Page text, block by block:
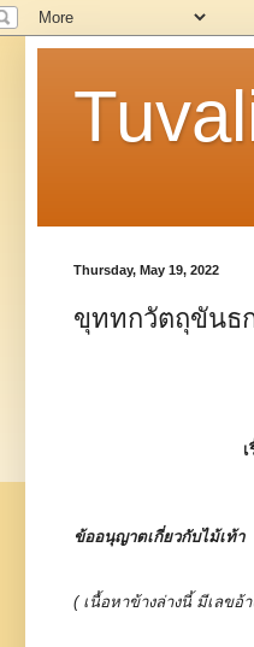
Thursday, May 19, 2022
ขุททกวัตถุขันธ
ข้ออนุญาตเกี่ยวกับไม้เท้า
( เนื้อหาข้างล่างนี้ มีเลขอ้